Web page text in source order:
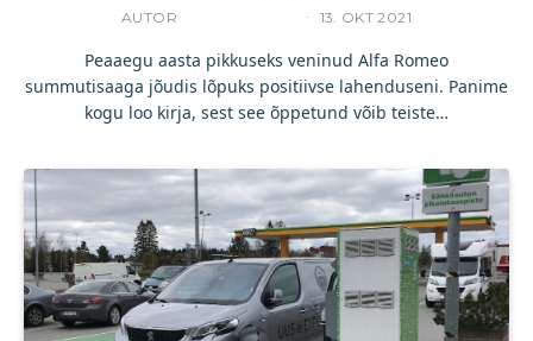
AUTOR 13. OKT 2021
Peaaegu aasta pikkuseks veninud Alfa Romeo
summutisaaga jõudis lõpuks positiivse lahenduseni. Panime
kogu loo kirja, sest see õppetund võib teiste…